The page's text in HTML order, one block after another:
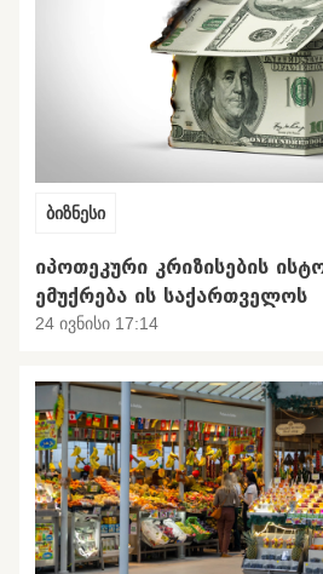
ბიზნესი
ᲘᲞᲝᲗᲔᲙᲣᲠᲘ ᲙᲠᲘᲖᲘᲡᲔᲑᲘᲡ
ᲔᲛᲣᲥᲠᲔᲑᲐ ᲘᲡ ᲡᲐᲥᲐᲠᲗᲕᲔᲚᲝᲡ
24 ივნისი 17:14